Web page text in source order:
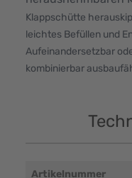
Klappschütte
leichtes Befüllen und
Aufeinandersetzbar
kombinierbar
Artikelnummer